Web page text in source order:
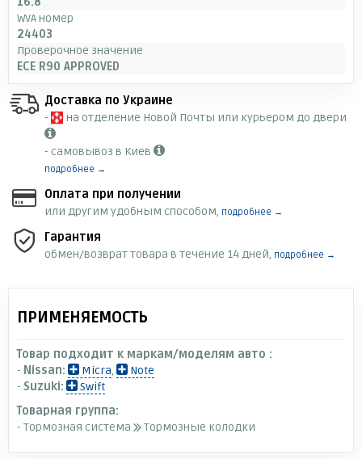
WVA номер
24403
Проверочное значение
ECE R90 APPROVED
Доставка по Украине
-
на отделение Новой Почты или курьером до двери
- самовывоз в Киев
подробнее →
Оплата при получении
или другим удобным способом, подробнее →
Гарантия
обмен/возврат товара в течение 14 дней, подробнее →
ПРИМЕНЯЕМОСТЬ
Товар подходит к маркам/моделям авто :
- Nissan: Micra,
Note
- Suzuki:
Swift
Товарная группа:
- Тормозная система
Тормозные колодки